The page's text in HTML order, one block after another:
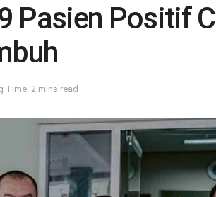
Pasien Positif
Time: 2 mins read